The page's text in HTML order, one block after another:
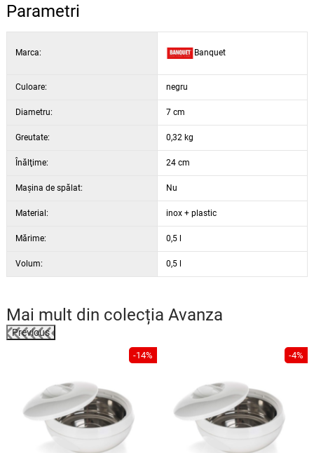
Parametri
Marca: Banquet
Culoare: negru
Diametru: 7 cm
Greutate: 0,32 kg
Înălţime: 24 cm
Maşina de spălat: Nu
Material: inox + plastic
Mărime: 0,5 l
Volum: 0,5 l
Mai mult din colecția Avanza
Previous
-14% -4%